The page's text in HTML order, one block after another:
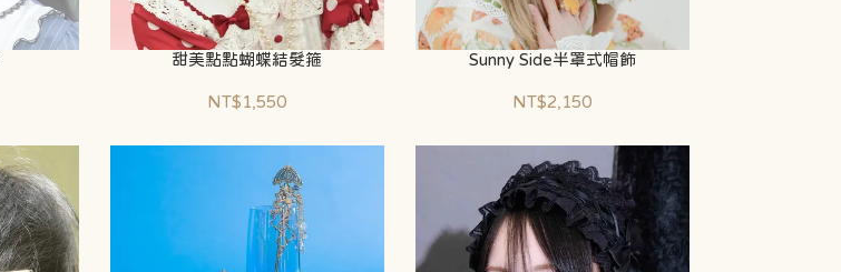
甜美點點蝴蝶結髮箍
NT$1,550
Sunny Side半罩式帽飾
NT$2,150